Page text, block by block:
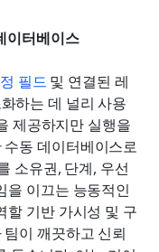
이터베이스
필드 및 연결된 레
하는 데 널리 사용
제공하지만 실행을
동 데이터베이스로
소유권, 단계, 우선
을 이끄는 능동적인
할 기반 가시성 및 구
이 깨끗하고 신뢰